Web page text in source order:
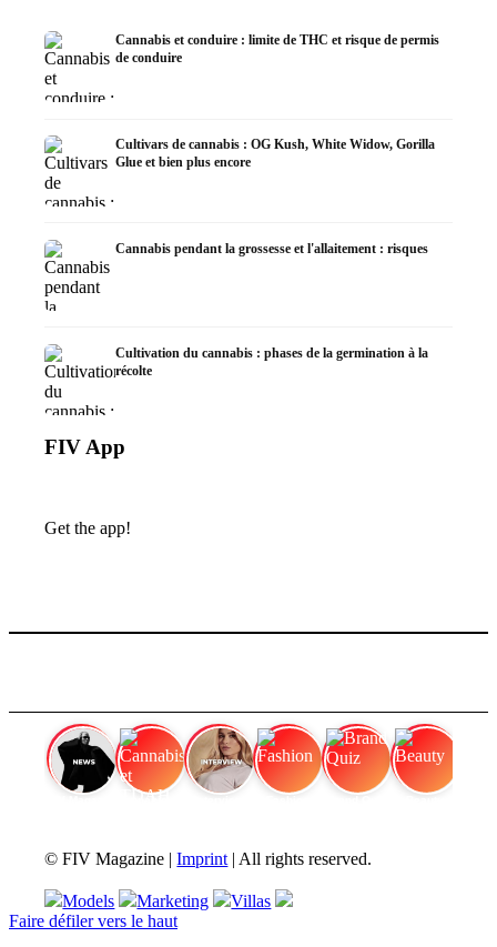
Cannabis et conduire : limite de THC et risque de permis
de conduire
Cultivars de cannabis : OG Kush, White Widow, Gorilla
Glue et bien plus encore
Cannabis pendant la grossesse et l'allaitement : risques
Cultivation du cannabis : phases de la germination à la
récolte
FIV App
Get the app!
© FIV Magazine |Imprint | All rights reserved.
Models Marketing
Villas
Faire défiler vers le haut